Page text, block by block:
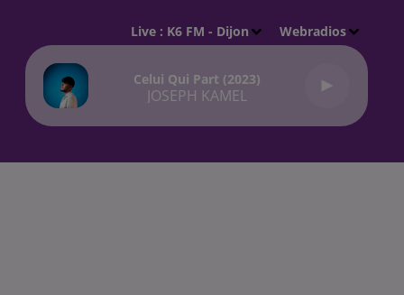
Live : K6 FM - Dijon Webradios
Celui Qui Part (2023)
JOSEPH KAMEL